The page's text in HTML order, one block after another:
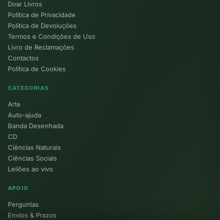
Doar Livros
Política de Privacidade
Política de Devoluções
Termos e Condições de Uso
Livro de Reclamações
Contactos
Política de Cookies
CATEGORIAS
Arte
Auto-ajuda
Banda Desenhada
CD
Ciências Naturais
Ciências Sociais
Leilões ao vivo
APOIO
Perguntas
Envios & Prazos